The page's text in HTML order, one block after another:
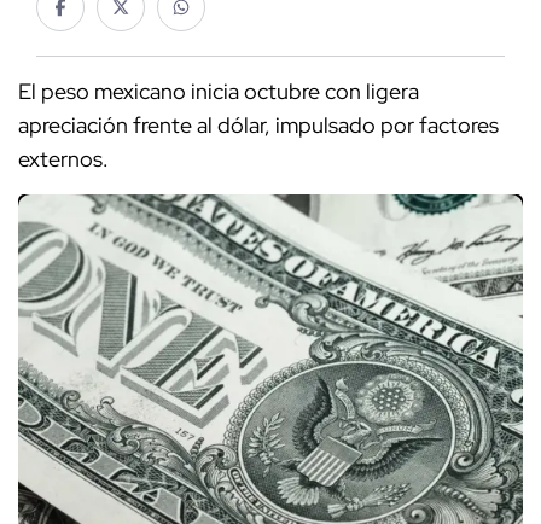
El peso mexicano inicia octubre con ligera
apreciación frente al dólar, impulsado por factores
externos.